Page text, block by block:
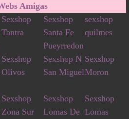
Amigas
Sexshop
Tantra
Sexshop
Santa Fe
Pueyrredon
sexshop
quilmes
Sexshop
Olivos
Sexshop N
San Miguel
Sexshop
Moron
Sexshop
Zona Sur
Sexshop
Lomas De
Sexshop
Lomas